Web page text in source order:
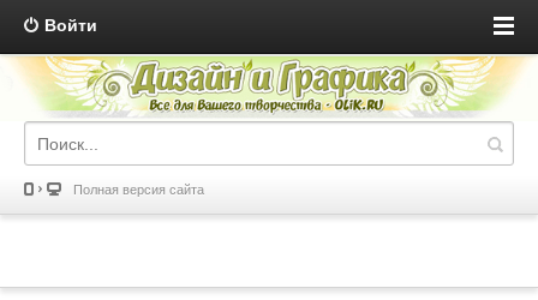
Войти
Полная версия сайта